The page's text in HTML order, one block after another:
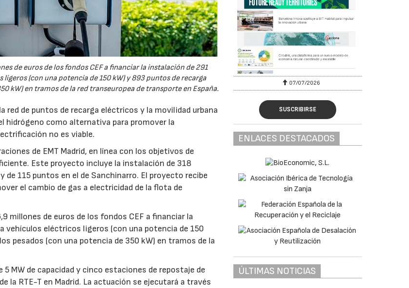
de euros de los fondos CEF a financiar la instalación de 291
(con una potencia de 150 kW) y 893 puntos de recarga
kW) en tramos de la red transeuropea de transporte en España.
de puntos de recarga eléctricos y la movilidad urbana
hidrógeno como alternativa para promover la
no es viable.
de EMT Madrid, en línea con los objetivos de
Este proyecto incluye la instalación de 318
115 puntos en el de Sanchinarro. El proyecto recibe
el cambio de gas a electricidad de la flota de
millones de euros de los fondos CEF a financiar la
vehículos eléctricos ligeros (con una potencia de 150
pesados (con una potencia de 350 kW) en tramos de la
MW de capacidad y cinco estaciones de repostaje de
la RTE-T en Madrid. La actuación se ejecutará a través
07/07/2026 21/07/2026 07/07/2026
SUSCRIBIRSE
ENLACES DESTACADOS
ÚLTIMAS NOTICIAS